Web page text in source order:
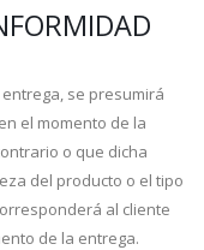
se presumirá
el momento de la
o que dicha
del producto o el tipo
al cliente
de la entrega.